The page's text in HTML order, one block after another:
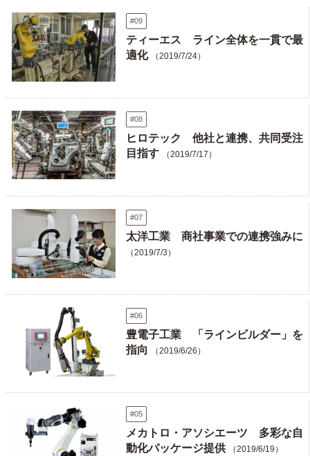
#09
ティーエス ライン全体を一貫で最
適化
（2019/7/24）
#08
ヒロテック 他社と連携、共同受注
目指す
（2019/7/17）
#07
太洋工業 商社事業での連携強みに
（2019/7/3）
#06
豊電子工業 「ラインビルダー」を
指向
（2019/6/26）
#05
メカトロ・アソシエーツ 多彩な自
動化パッケージ提供
（2019/6/19）